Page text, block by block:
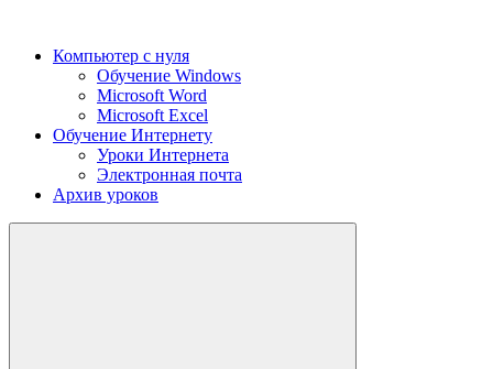
Компьютер с нуля
Обучение Windows
Microsoft Word
Microsoft Excel
Обучение Интернету
Уроки Интернета
Электронная почта
Архив уроков